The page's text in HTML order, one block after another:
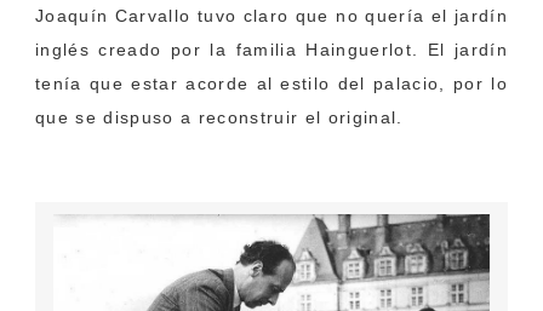
Joaquín Carvallo tuvo claro que no quería el jardín
inglés creado por la familia Hainguerlot. El jardín
tenía que estar acorde al estilo del palacio, por lo
que se dispuso a reconstruir el original.